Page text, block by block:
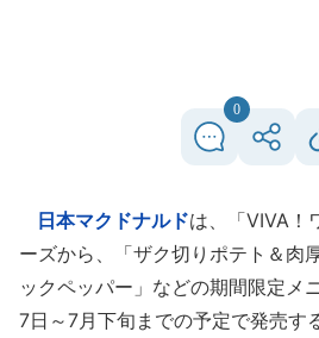
0
日本マクドナルドは、「VIVA！
ーズから、「ザク切りポテト＆肉
ックペッパー」などの期間限定メ
7日～7月下旬までの予定で発売する